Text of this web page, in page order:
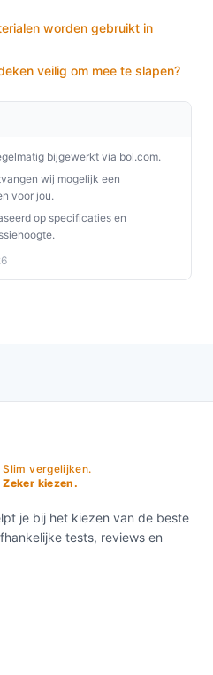
vergelijk prijzen op
Kies bewust wat perfect
worden gebruikt in
veilig om mee te slapen?
bijgewerkt via bol.com.
wij mogelijk een
voor jou.
op specificaties en
Slim vergelijken.
Zeker kiezen.
je bij het kiezen van de beste
tests, reviews en